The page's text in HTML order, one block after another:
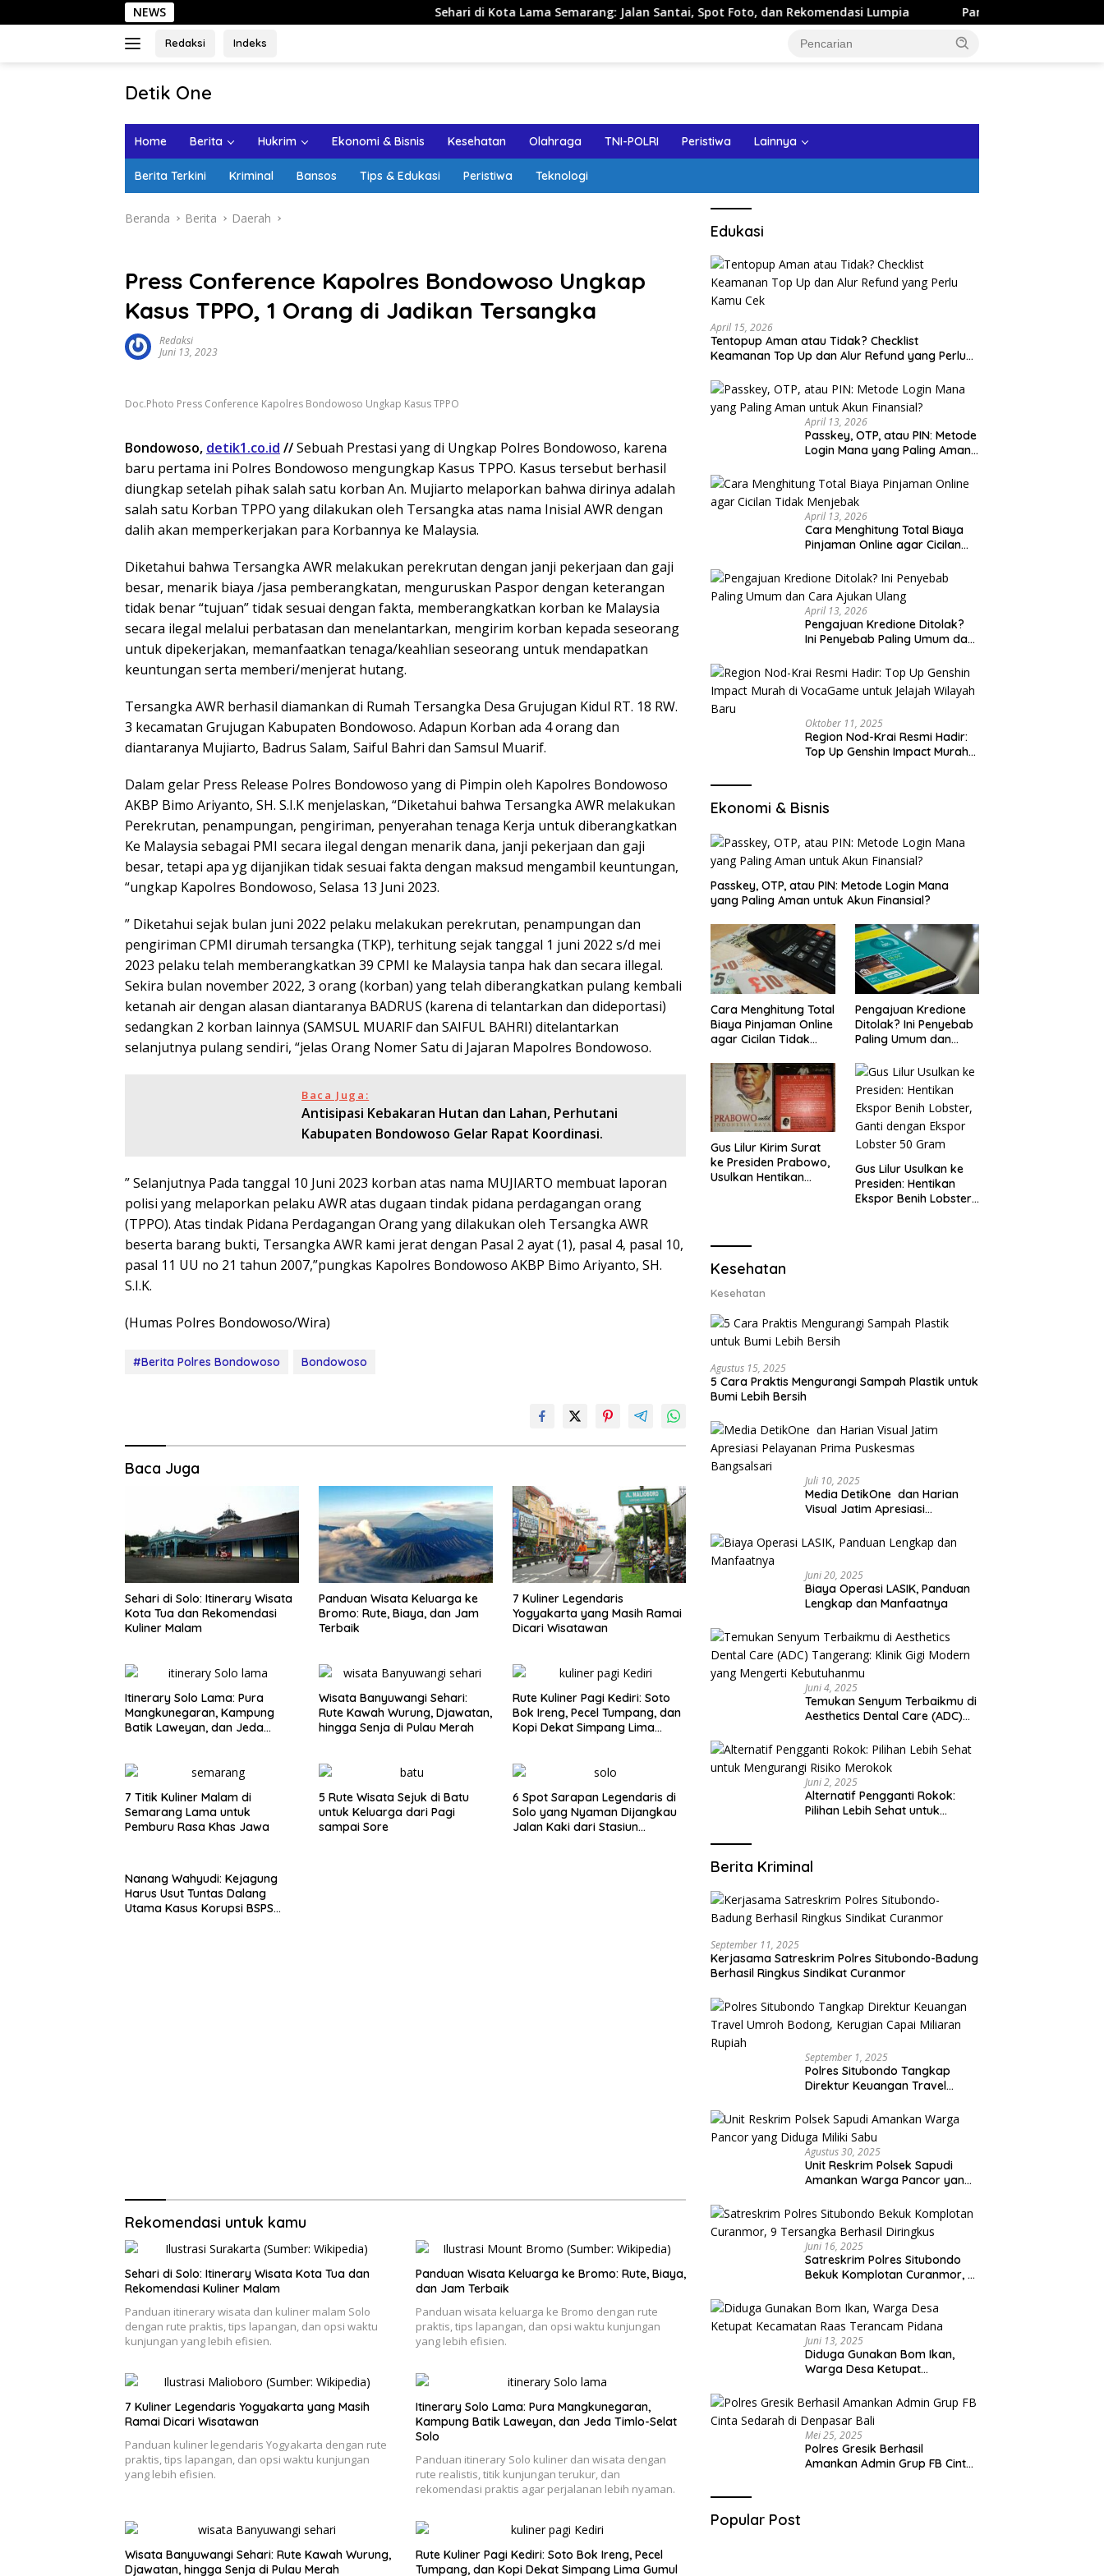
ke
NEWS Sehari di Kota Lama Semarang: Jalan Santai, Spot Foto, dan Rekomendasi Lumpia Panduan Wisata Keluarga ke Kota
Redaksi Indeks
Detik One
Ungkap
Home Berita Hukrim Ekonomi & Bisnis Kesehatan Olahraga TNI-POLRI Peristiwa Lainnya
Berita Terkini Kriminal Bansos Tips & Edukasi Peristiwa Teknologi
Beranda Berita Daerah
Press Conference Kapolres Bondowoso Ungkap
Kasus TPPO, 1 Orang di Jadikan Tersangka
Redaksi
Juni 13, 2023
Doc.Photo Press Conference Kapolres Bondowoso Ungkap Kasus TPPO
Bondowoso, detik1.co.id //Sebuah Prestasi yang di Ungkap Polres Bondowoso, karena
baru pertama ini Polres Bondowoso mengungkap Kasus TPPO. Kasus tersebut berhasil
diungkap setelah pihak salah satu korban An. Mujiarto melaporkan bahwa dirinya adalah
salah satu Korban TPPO yang dilakukan oleh Tersangka atas nama Inisial AWR dengan
dalih akan memperkerjakan para Korbannya ke Malaysia.
Diketahui bahwa Tersangka AWR melakukan perekrutan dengan janji pekerjaan dan gaji
besar, menarik biaya /jasa pemberangkatan, menguruskan Paspor dengan keterangan
tidak benar “tujuan” tidak sesuai dengan fakta, memberangkatkan korban ke Malaysia
secara ilegal melalui perbatasan dan menelantarkan, mengirim korban kepada seseorang
untuk dipekerjakan, memanfaatkan tenaga/keahlian seseorang untuk mendapatkan
keuntungan serta memberi/menjerat hutang.
Tersangka AWR berhasil diamankan di Rumah Tersangka Desa Grujugan Kidul RT. 18 RW.
3 kecamatan Grujugan Kabupaten Bondowoso. Adapun Korban ada 4 orang dan
diantaranya Mujiarto, Badrus Salam, Saiful Bahri dan Samsul Muarif.
Dalam gelar Press Release Polres Bondowoso yang di Pimpin oleh Kapolres Bondowoso
AKBP Bimo Ariyanto, SH. S.I.K menjelaskan, “Diketahui bahwa Tersangka AWR melakukan
Perekrutan, penampungan, pengiriman, penyerahan tenaga Kerja untuk diberangkatkan
Ke Malaysia sebagai PMI secara ilegal dengan menarik dana, janji pekerjaan dan gaji
besar, tetapi apa yg dijanjikan tidak sesuai fakta dengan maksud mengambil keuntungan,
“ungkap Kapolres Bondowoso, Selasa 13 Juni 2023.
” Diketahui sejak bulan juni 2022 pelaku melakukan perekrutan, penampungan dan
pengiriman CPMI dirumah tersangka (TKP), terhitung sejak tanggal 1 juni 2022 s/d mei
2023 pelaku telah memberangkatkan 39 CPMI ke Malaysia tanpa hak dan secara illegal.
Sekira bulan november 2022, 3 orang (korban) yang telah diberangkatkan pulang kembali
ketanah air dengan alasan diantaranya BADRUS (karena di telantarkan dan dideportasi)
sedangkan 2 korban lainnya (SAMSUL MUARIF dan SAIFUL BAHRI) ditelantarkan
selanjutnya pulang sendiri, “jelas Orang Nomer Satu di Jajaran Mapolres Bondowoso.
Baca Juga:
Antisipasi Kebakaran Hutan dan Lahan, Perhutani
Kabupaten Bondowoso Gelar Rapat Koordinasi.
” Selanjutnya Pada tanggal 10 Juni 2023 korban atas nama MUJIARTO membuat laporan
polisi yang melaporkan pelaku AWR atas dugaan tindak pidana perdagangan orang
(TPPO). Atas tindak Pidana Perdagangan Orang yang dilakukan oleh Tersangka AWR
beserta barang bukti, Tersangka AWR kami jerat dengan Pasal 2 ayat (1), pasal 4, pasal 10,
pasal 11 UU no 21 tahun 2007,”pungkas Kapolres Bondowoso AKBP Bimo Ariyanto, SH.
S.I.K.
(Humas Polres Bondowoso/Wira)
#Berita Polres Bondowoso Bondowoso
Baca Juga
Sehari di Solo: Itinerary Wisata
Kota Tua dan Rekomendasi
Kuliner Malam
Panduan Wisata Keluarga ke
Bromo: Rute, Biaya, dan Jam
Terbaik
7 Kuliner Legendaris
Yogyakarta yang Masih Ramai
Dicari Wisatawan
Itinerary Solo Lama: Pura
Mangkunegaran, Kampung
Batik Laweyan, dan Jeda
Wisata Banyuwangi Sehari:
Rute Kawah Wurung, Djawatan,
hingga Senja di Pulau Merah
Rute Kuliner Pagi Kediri: Soto
Bok Ireng, Pecel Tumpang, dan
Kopi Dekat Simpang Lima
7 Titik Kuliner Malam di
Semarang Lama untuk
Pemburu Rasa Khas Jawa
5 Rute Wisata Sejuk di Batu
untuk Keluarga dari Pagi
sampai Sore
6 Spot Sarapan Legendaris di
Solo yang Nyaman Dijangkau
Jalan Kaki dari Stasiun
Nanang Wahyudi: Kejagung
Harus Usut Tuntas Dalang
Utama Kasus Korupsi BSPS
Rekomendasi untuk kamu
Sehari di Solo: Itinerary Wisata Kota Tua dan
Rekomendasi Kuliner Malam
Panduan itinerary wisata dan kuliner malam Solo
dengan rute praktis, tips lapangan, dan opsi waktu
kunjungan yang lebih efisien.
Panduan Wisata Keluarga ke Bromo: Rute, Biaya,
dan Jam Terbaik
Panduan wisata keluarga ke Bromo dengan rute
praktis, tips lapangan, dan opsi waktu kunjungan
yang lebih efisien.
7 Kuliner Legendaris Yogyakarta yang Masih
Ramai Dicari Wisatawan
Panduan kuliner legendaris Yogyakarta dengan rute
praktis, tips lapangan, dan opsi waktu kunjungan
yang lebih efisien.
Itinerary Solo Lama: Pura Mangkunegaran,
Kampung Batik Laweyan, dan Jeda Timlo-Selat
Solo
Panduan itinerary Solo kuliner dan wisata dengan
rute realistis, titik kunjungan terukur, dan
rekomendasi praktis agar perjalanan lebih nyaman.
Wisata Banyuwangi Sehari: Rute Kawah Wurung,
Djawatan, hingga Senja di Pulau Merah
Rute Kuliner Pagi Kediri: Soto Bok Ireng, Pecel
Tumpang, dan Kopi Dekat Simpang Lima Gumul
Edukasi
April 15, 2026
Tentopup Aman atau Tidak? Checklist
Keamanan Top Up dan Alur Refund yang Perlu
April 13, 2026
Passkey, OTP, atau PIN: Metode
Login Mana yang Paling Aman
April 13, 2026
Cara Menghitung Total Biaya
Pinjaman Online agar Cicilan
April 13, 2026
Pengajuan Kredione Ditolak?
Ini Penyebab Paling Umum dan
Oktober 11, 2025
Region Nod-Krai Resmi Hadir:
Top Up Genshin Impact Murah
Ekonomi & Bisnis
Passkey, OTP, atau PIN: Metode Login Mana
yang Paling Aman untuk Akun Finansial?
Cara Menghitung Total
Biaya Pinjaman Online
agar Cicilan Tidak
Pengajuan Kredione
Ditolak? Ini Penyebab
Paling Umum dan
Gus Lilur Kirim Surat
ke Presiden Prabowo,
Usulkan Hentikan
Gus Lilur Usulkan ke
Presiden: Hentikan
Ekspor Benih Lobster,
Kesehatan
Kesehatan
Agustus 15, 2025
5 Cara Praktis Mengurangi Sampah Plastik untuk
Bumi Lebih Bersih
Juli 10, 2025
Media DetikOne dan Harian
Visual Jatim Apresiasi
Bangsalsari
Juni 20, 2025
Biaya Operasi LASIK, Panduan
Lengkap dan Manfaatnya
Juni 4, 2025
Temukan Senyum Terbaikmu di
Aesthetics Dental Care (ADC)
yang Mengerti Kebutuhanmu
Juni 2, 2025
Alternatif Pengganti Rokok:
Pilihan Lebih Sehat untuk
Berita Kriminal
September 11, 2025
Kerjasama Satreskrim Polres Situbondo-Badung
Berhasil Ringkus Sindikat Curanmor
September 1, 2025
Polres Situbondo Tangkap
Direktur Keuangan Travel
Capai Miliaran Rupiah
Agustus 30, 2025
Unit Reskrim Polsek Sapudi
Amankan Warga Pancor yang
Juni 16, 2025
Satreskrim Polres Situbondo
Bekuk Komplotan Curanmor, 9
Juni 13, 2025
Diduga Gunakan Bom Ikan,
Warga Desa Ketupat
Pidana
Mei 25, 2025
Polres Gresik Berhasil
Amankan Admin Grup FB Cinta
Popular Post